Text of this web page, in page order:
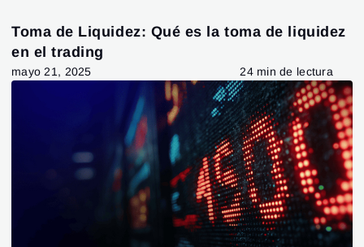
Toma de Liquidez: Qué es la toma de liquidez
en el trading
mayo 21, 2025 24 min de lectura